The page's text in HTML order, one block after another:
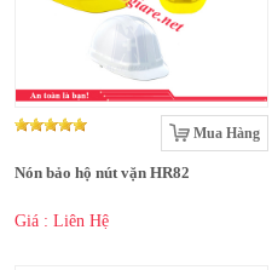
Mua Hàng
Nón bảo hộ nút vặn HR82
Giá : Liên Hệ